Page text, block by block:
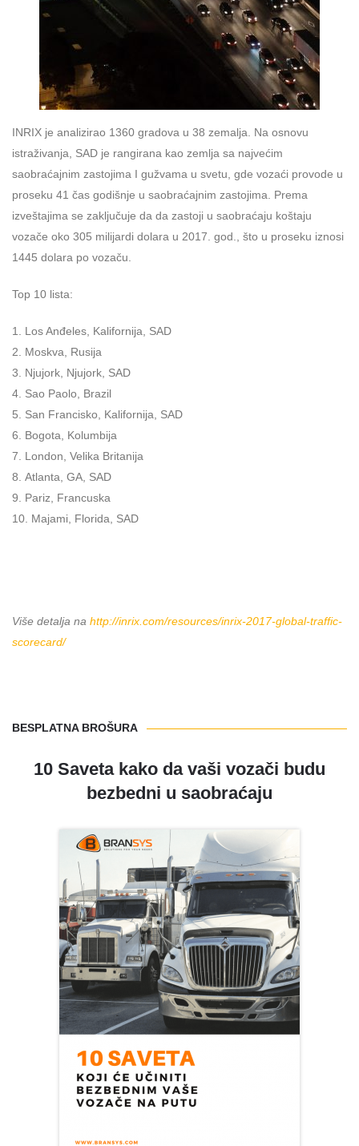
INRIX je analizirao 1360 gradova u 38 zemalja. Na osnovu
istraživanja, SAD je rangirana kao zemlja sa najvećim
saobraćajnim zastojima I gužvama u svetu, gde vozaći provode u
proseku 41 čas godišnje u saobraćajnim zastojima. Prema
izveštajima se zaključuje da da zastoji u saobraćaju koštaju
vozače oko 305 milijardi dolara u 2017. god., što u proseku iznosi
1445 dolara po vozaču.
Top 10 lista:
Los Anđeles, Kalifornija, SAD
Moskva, Rusija
Njujork, Njujork, SAD
Sao Paolo, Brazil
San Francisko, Kalifornija, SAD
Bogota, Kolumbija
London, Velika Britanija
Atlanta, GA, SAD
Pariz, Francuska
Majami, Florida, SAD
Više detalja na http://inrix.com/resources/inrix-2017-global-traffic-
scorecard/
BESPLATNA BROŠURA
10 Saveta kako da vaši vozači budu
bezbedni u saobraćaju